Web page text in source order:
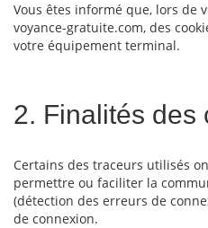
Vous êtes informé que, lors de
voyance-gratuite.com, des
votre équipement terminal.
2. Finalités des
Certains des traceurs utilisés
permettre ou faciliter la
(détection des erreurs de
de connexion.